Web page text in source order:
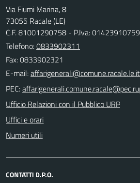
Via Fiumi Marina, 8
73055 Racale (LE)
C.F. 81001290758 - P.Iva: 01423910759
Telefono:0833902311
Fax: 0833902321
E-mail:
PEC:
Ufficio Relazioni con il Pubblico URP
Uffici e orari
Numeri utili
CONTATTI D.P.O.